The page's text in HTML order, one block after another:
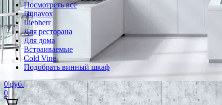
Посмотреть все
Dunavox
Liebherr
Для ресторана
Для дома
Встраиваемые
Cold Vine
Подобрать винный шкаф
0 руб.
0